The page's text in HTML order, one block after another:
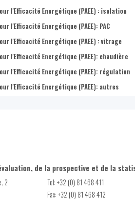
l'Efficacité Energétique (PAEE) : isolation
l'Efficacité Energétique (PAEE): PAC
l'Efficacité Energétique (PAEE) : vitrage
l'Efficacité Energétique (PAEE): chaudière
l'Efficacité Energétique (PAEE): régulation
l'Efficacité Energétique (PAEE): autres
de la prospective et de la
2
Tel: +32 (0) 81 468 411
Fax: +32 (0) 81 468 412